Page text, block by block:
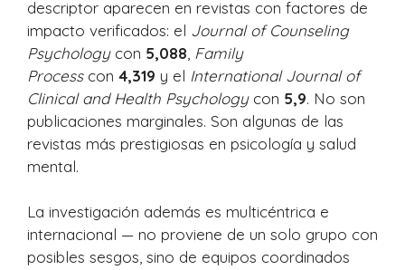
descriptor aparecen en revistas con factores de
impacto verificados: el Journal of Counseling
Psychologycon 5,088 Family
Processcon 4,319 y el International Journal of
Clinical and Health Psychologycon 5,9. No son
publicaciones marginales. Son algunas de las
revistas más prestigiosas en psicología y salud
mental.
La investigación además es multicéntrica e
internacional — no proviene de un solo grupo con
posibles sesgos, sino de equipos coordinados